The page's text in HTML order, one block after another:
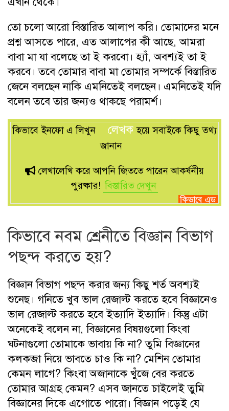
তো চলো আরো বিস্তারিত আলাপ করি। তোমাদের মনে
প্রশ্ন আসতে পারে, এত আলাপের কী আছে, আমরা
বাবা মা যা বলেছে তা ই করবো। হ্যাঁ, অবশ্যই তা ই
করবে। তবে তোমার বাবা মা তোমার সম্পর্কে বিস্তারিত
জেনে বলছেন নাকি এমনিতেই বলছেন। এমনিতেই যদি
বলেন তবে তার জন্যও থাকছে পরামর্শ।
কিভাবে ইনফো এ লিখুন লেখকহয়ে সবাইকে কিছু তথ্য
জানান
লেখালেখি করে আপনি জিততে পারেন আকর্ষনীয়
পুরষ্কার! বিস্তারিত দেখুন
কিভাবে নবম শ্রেনীতে বিজ্ঞান বিভাগ
পছন্দ করতে হয়?
বিজ্ঞান বিভাগ পছন্দ করার জন্য কিছু শর্ত অবশ্যই
শুনেছ। গনিতে খুব ভাল রেজাল্ট করতে হবে বিজ্ঞানেও
ভাল রেজাল্ট করতে হবে ইত্যাদি ইত্যাদি। কিন্তু এটা
অনেকেই বলেন না, বিজ্ঞানের বিষয়গুলো কিংবা
ঘটনাগুলো তোমাকে ভাবায় কি না? তুমি বিজ্ঞানের
কলকব্জা নিয়ে ভাবতে চাও কি না? মেশিন তোমার
কেমন লাগে? কিংবা অজানাকে খুঁজে বের করতে
তোমার আগ্রহ কেমন? এসব জানতে চাইলেই তুমি
বিজ্ঞানের দিকে এগোতে পারো। বিজ্ঞান পড়েই যে